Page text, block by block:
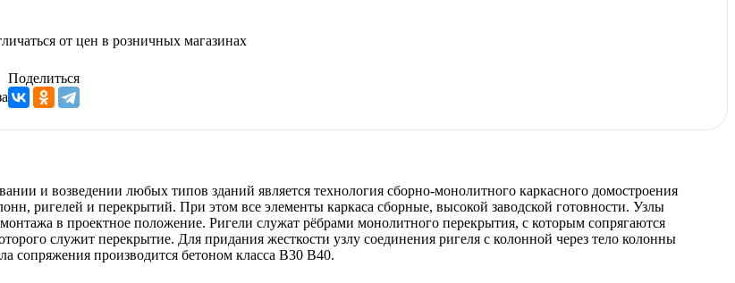
от цен в розничных магазинах
Поделиться
и возведении любых типов зданий является технология сборно-монолитного каркасного домостроения
ригелей и перекрытий. При этом все элементы каркаса сборные, высокой заводской готовности. Узлы
в проектное положение. Ригели служат рёбрами монолитного перекрытия, с которым сопрягаются
служит перекрытие. Для придания жесткости узлу соединения ригеля с колонной через тело колонны
сопряжения производится бетоном класса В30 В40.